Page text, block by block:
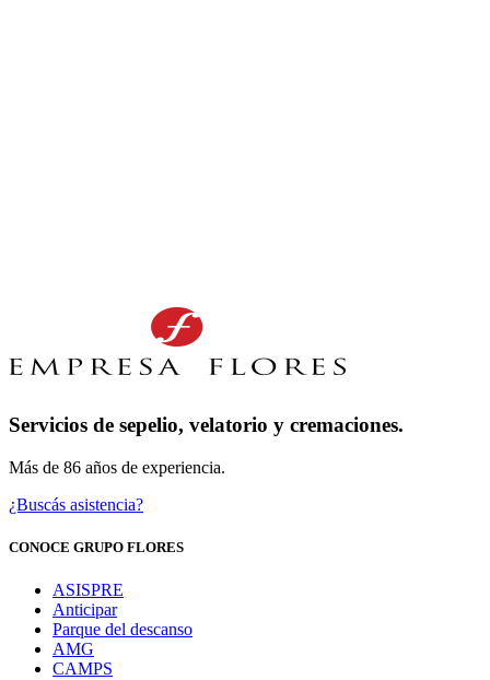
Servicios de sepelio, velatorio y cremaciones.
Más de 86 años de experiencia.
¿Buscás asistencia?
CONOCE GRUPO FLORES
ASISPRE
Anticipar
Parque del descanso
AMG
CAMPS